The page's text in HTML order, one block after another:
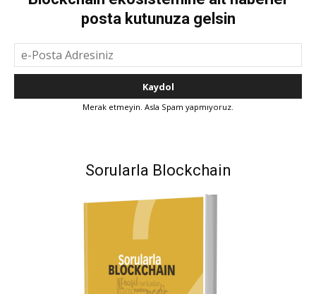
posta kutunuza gelsin
Merak etmeyin. Asla Spam yapmıyoruz.
Sorularla Blockchain